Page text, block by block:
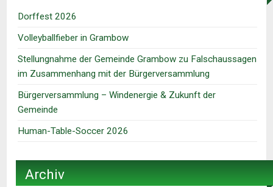
Dorffest 2026
Volleyballfieber in Grambow
Stellungnahme der Gemeinde Grambow zu Falschaussagen
im Zusammenhang mit der Bürgerversammlung
Bürgerversammlung – Windenergie & Zukunft der
Gemeinde
Human-Table-Soccer 2026
Archiv